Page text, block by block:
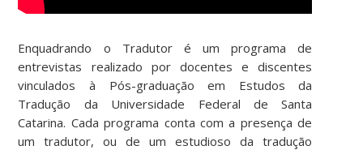
Enquadrando o Tradutor é um programa de
entrevistas realizado por docentes e discentes
vinculados à Pós-graduação em Estudos da
Tradução da Universidade Federal de Santa
Catarina. Cada programa conta com a presença de
um tradutor, ou de um estudioso da tradução